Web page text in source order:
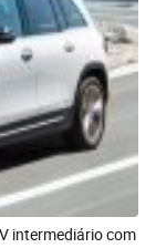
intermediário com